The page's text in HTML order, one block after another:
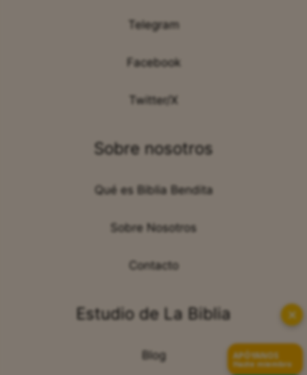
Telegram
Facebook
Twitter/X
Sobre nosotros
Qué es Biblia Bendita
Sobre Nosotros
Contacto
Estudio de La Biblia
Blog
✕
APÓYANOS
Hazte miembro